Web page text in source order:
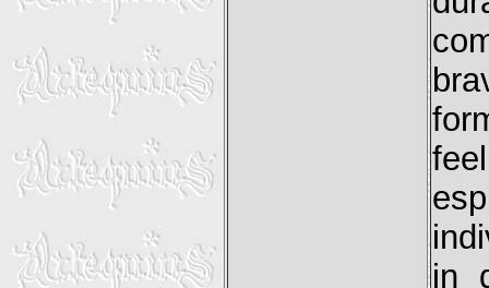
in